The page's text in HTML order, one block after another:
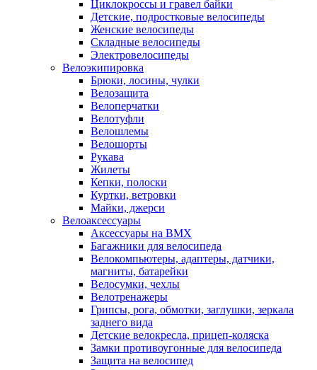
Циклокроссы и гравел байки
Детские, подростковые велосипеды
Женские велосипеды
Складные велосипеды
Электровелосипеды
Велоэкипировка
Брюки, лосины, чулки
Велозащита
Велоперчатки
Велотуфли
Велошлемы
Велошорты
Рукава
Жилеты
Кепки, полоски
Куртки, ветровки
Майки, джерси
Велоаксессуары
Аксессуары на BMX
Багажники для велосипеда
Велокомпьютеры, адаптеры, датчики,
магниты, батарейки
Велосумки, чехлы
Велотренажеры
Грипсы, рога, обмотки, заглушки, зеркала
заднего вида
Детские велокресла, прицеп-коляска
Замки противоугонные для велосипеда
Защита на велосипед